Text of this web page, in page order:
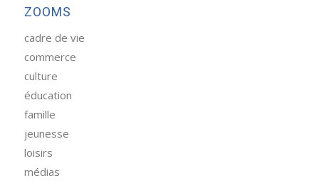
ZOOMS
cadre de vie
commerce
culture
éducation
famille
jeunesse
loisirs
médias